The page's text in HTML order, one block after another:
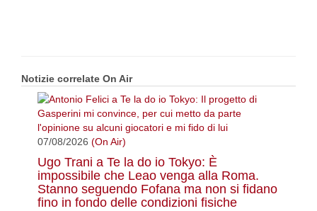
Notizie correlate On Air
07/08/2026 (On Air)
Ugo Trani a Te la do io Tokyo: È
impossibile che Leao venga alla Roma.
Stanno seguendo Fofana ma non si fidano
fino in fondo delle condizioni fisiche